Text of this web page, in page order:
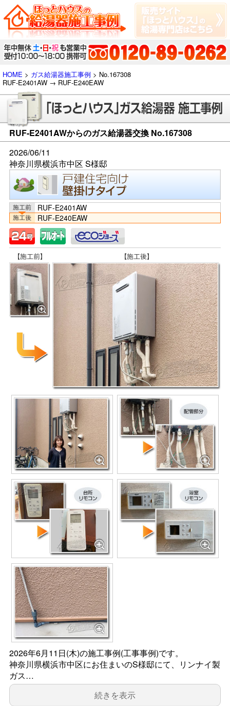
HOME > ガス給湯器施工事例 > No.167308
RUF-E2401AW → RUF-E240EAW
RUF-E2401AWからのガス給湯器交換 No.167308
2026/06/11
神奈川県横浜市中区 S様邸
RUF-E2401AW
RUF-E240EAW
2026年6月11日(木)の施工事例(工事事例)です。
神奈川県横浜市中区にお住まいのS様邸にて、リンナイ製
ガス…
続きを表示